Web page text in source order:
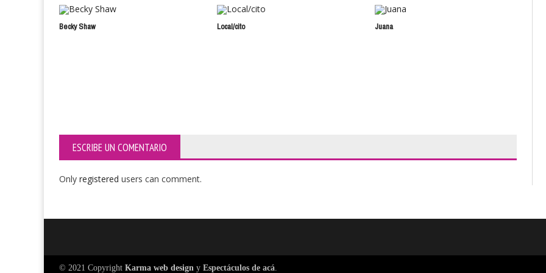
Becky Shaw Local/cito Juana
ESCRIBE UN COMENTARIO
Only registered users can comment.
© 2021 Copyright Karma web design y Espectáculos de acá.